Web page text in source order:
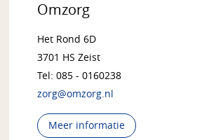
Omzorg
Het Rond 6D
3701 HS Zeist
Tel: 085 - 0160238
zorg@omzorg.nl
Meer informatie